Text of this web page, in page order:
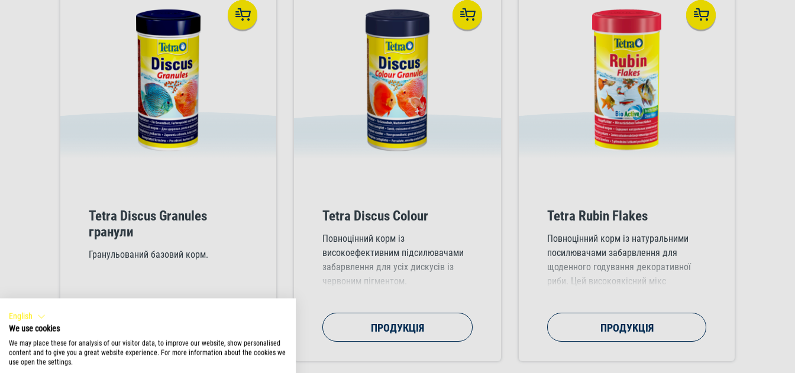
Tetra Discus Granules
гранули
Гранульований базовий корм.
Tetra Discus Colour
Повноцінний корм із
високоефективним підсилювачами
забарвлення для усіх дискусів із
червоним пігментом.
ПРОДУКЦІЯ
Tetra Rubin Flakes
Повноцінний корм із натуральними
посилювачами забарвлення для
щоденного годування декоративної
риби. Цей високоякісний мікс
підвищують яскравість забарвлення
риби.
ПРОДУКЦІЯ
English
We use cookies
We may place these for analysis of our visitor data, to improve our website, show personalised
content and to give you a great website experience. For more information about the cookies we
use open the settings.